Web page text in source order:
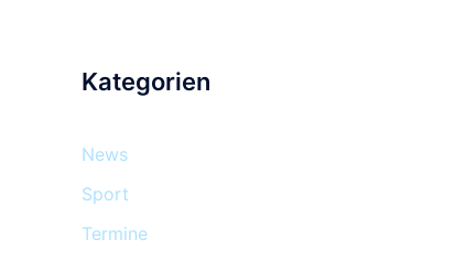
Kategorien
News
Sport
Termine